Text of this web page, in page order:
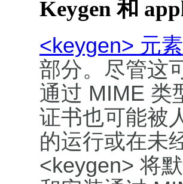
Keygen 和
<keygen> 元素
部分。尽管这
通过 MIME 类
证书也可能被
的运行或在未
<keygen> 将